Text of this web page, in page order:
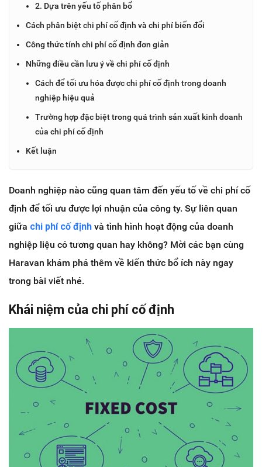
2. Dựa trên yếu tố phân bổ
Cách phân biệt chi phí cố định và chi phí biến đổi
Công thức tính chi phí cố định đơn giản
Những điều cần lưu ý về chi phí cố định
Cách để tối ưu hóa được chi phí cố định trong doanh
nghiệp hiệu quả
Trường hợp đặc biệt trong quá trình sản xuất kinh doanh
của chi phí cố định
Kết luận
Doanh nghiệp nào cũng quan tâm đến yếu tố về chi phí cố
định để tối ưu được lợi nhuận của công ty. Sự liên quan
giữa chi phí cố định và tình hình hoạt động của doanh
nghiệp liệu có tương quan hay không? Mời các bạn cùng
Haravan khám phá thêm về kiến thức bổ ích này ngay
trong bài viết nhé.
Khái niệm của chi phí cố định